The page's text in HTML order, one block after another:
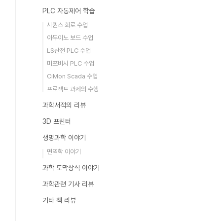
PLC 자동제어 학습
시퀀스 회로 수업
아두이노 보드 수업
LS산전 PLC 수업
미쯔비시 PLC 수업
CiMon Scada 수업
프로젝트 과제의 수행
과학서적의 리뷰
3D 프린터
생명과학 이야기
면역학 이야기
과학 토막상식 이야기
과학관련 기사 리뷰
기타 책 리뷰